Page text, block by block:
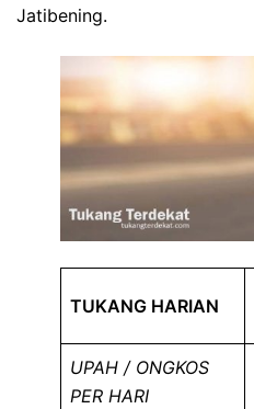
Jatibening.
TUKANG HARIAN
UPAH / ONGKOS
PER HARI